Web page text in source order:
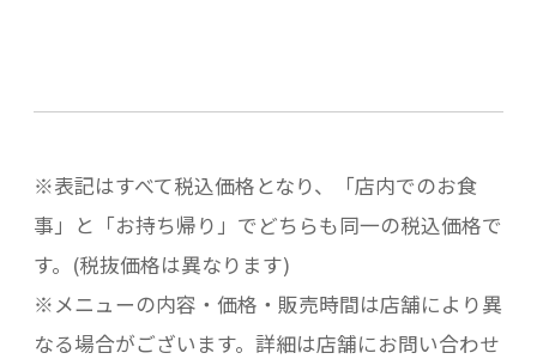
※表記はすべて税込価格となり、「店内でのお食
事」と「お持ち帰り」でどちらも同一の税込価格で
す。(税抜価格は異なります)
※メニューの内容・価格・販売時間は店舗により異
なる場合がございます。詳細は店舗にお問い合わせ